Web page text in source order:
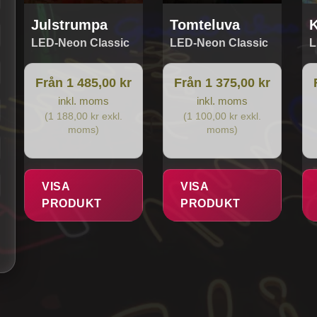
Julstrumpa
LED-Neon Classic
Från 1 485,00 kr
inkl. moms
(1 188,00 kr exkl.
moms)
VISA
PRODUKT
Tomteluva
LED-Neon Classic
Från 1 375,00 kr
inkl. moms
(1 100,00 kr exkl.
moms)
VISA
PRODUKT